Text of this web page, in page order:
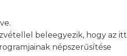
beleegyezik, hogy az itt
népszerűsítése